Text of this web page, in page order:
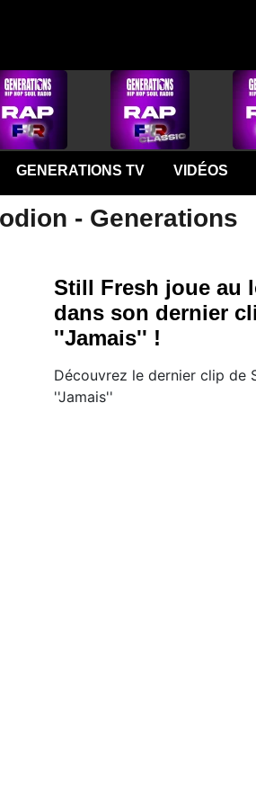
GENERATIONS TV VIDÉOS
- Generations
Still Fresh joue au
dans son dernier
''Jamais'' !
Découvrez le dernier clip de
''Jamais''